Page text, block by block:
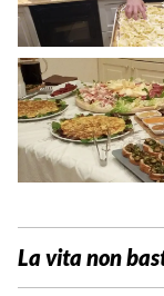
La vita non